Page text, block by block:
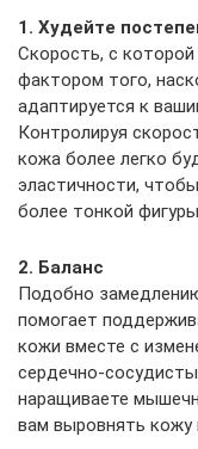
1. Худейте
Скорость, с
фактором того,
адаптируется к
Контролируя
кожа более легко
эластичности,
более тонкой
2. Баланс
Подобно
помогает
кожи вместе с
сердечно-
наращиваете
вам выровнять кожу